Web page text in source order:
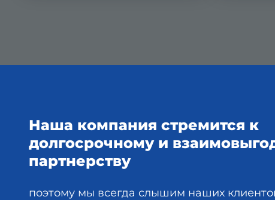
Наша компания стремится к
долгосрочному и
партнерству
поэтому мы всегда слышим наших